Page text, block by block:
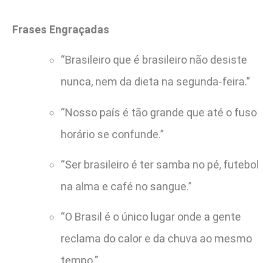
Frases Engraçadas
“Brasileiro que é brasileiro não desiste
nunca, nem da dieta na segunda-feira.”
“Nosso país é tão grande que até o fuso
horário se confunde.”
“Ser brasileiro é ter samba no pé, futebol
na alma e café no sangue.”
“O Brasil é o único lugar onde a gente
reclama do calor e da chuva ao mesmo